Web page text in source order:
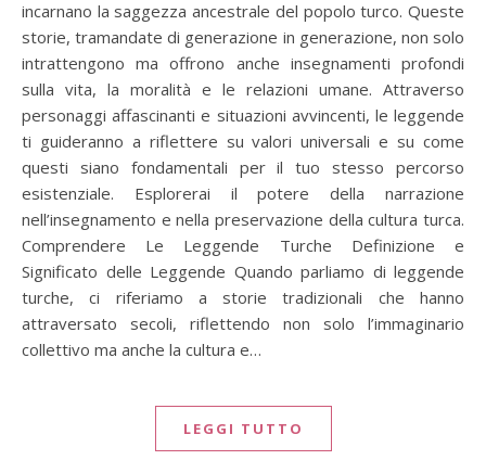
incarnano la saggezza ancestrale del popolo turco. Queste
storie, tramandate di generazione in generazione, non solo
intrattengono ma offrono anche insegnamenti profondi
sulla vita, la moralità e le relazioni umane. Attraverso
personaggi affascinanti e situazioni avvincenti, le leggende
ti guideranno a riflettere su valori universali e su come
questi siano fondamentali per il tuo stesso percorso
esistenziale. Esplorerai il potere della narrazione
nell’insegnamento e nella preservazione della cultura turca.
Comprendere Le Leggende Turche Definizione e
Significato delle Leggende Quando parliamo di leggende
turche, ci riferiamo a storie tradizionali che hanno
attraversato secoli, riflettendo non solo l’immaginario
collettivo ma anche la cultura e…
LEGGI TUTTO